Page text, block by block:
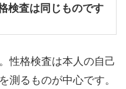
検査は同じものです
性格検査は本人の自己
測るものが中心です。